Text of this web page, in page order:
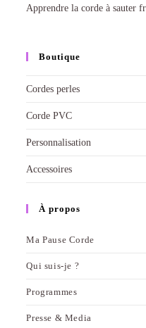
Apprendre la corde à sauter
Boutique
Cordes perles
Corde PVC
Personnalisation
Accessoires
À propos
Ma Pause Corde
Qui suis-je ?
Programmes
Presse & Media